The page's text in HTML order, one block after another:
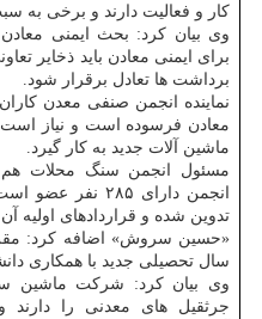
کار و فعالیت دارند و برخی به
وی بیان کرد: بحث ایمنی
برای ایمنی معادن باید ذخایر
برداشت ها تعادل برقرار شود.
نماینده انجمن صنفی معدن
معادن فرسوده است و نیاز
ماشین آلات جدید به کار گیرد.
مسئول انجمن سنگ محلات
انجمن دارای
تدوین شده و قراردادهای اولیه
سال تحصیلی جدید با همکاری
وی بیان کرد: شرکت ماشین
جرثقیل های معدنی را دارند